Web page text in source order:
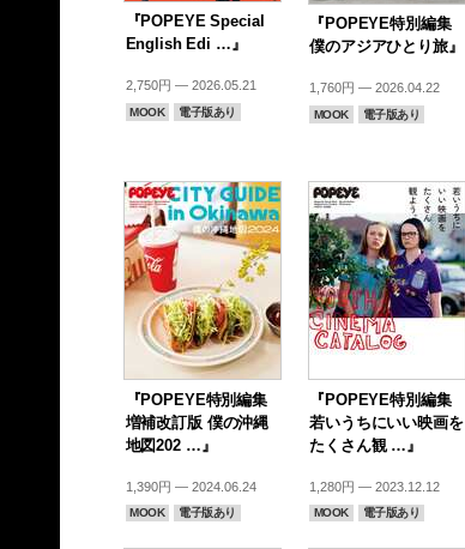
『POPEYE Special
English Edi …』
2,750円 — 2026.05.21
MOOK 電子版あり
『POPEYE特別編集
僕のアジアひとり旅』
1,760円 — 2026.04.22
MOOK 電子版あり
『POPEYE特別編集
増補改訂版 僕の沖縄
地図202 …』
1,390円 — 2024.06.24
MOOK 電子版あり
『POPEYE特別編集
若いうちにいい映画を
たくさん観 …』
1,280円 — 2023.12.12
MOOK 電子版あり